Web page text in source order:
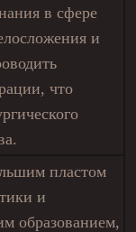
в сфере
и
что
пластом
и
образованием,